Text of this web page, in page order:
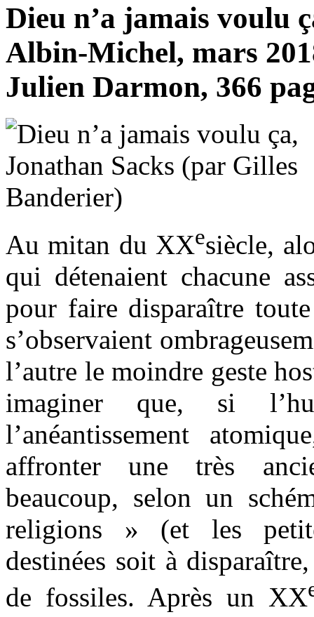
Dieu n’a jamais voulu
Albin-Michel, mars
Julien Darmon, 366
Au mitan du XXesiècle,
qui détenaient chacune
pour faire disparaître
s’observaient
l’autre le moindre geste
imaginer que, si
l’anéantissement
affronter une très
beaucoup, selon un
religions » (et les
destinées soit à
de fossiles. Après un XX